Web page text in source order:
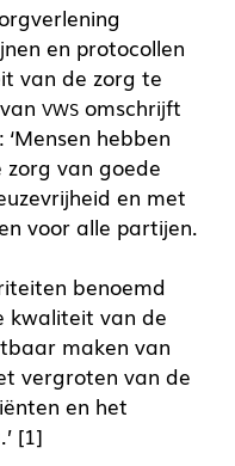
en protocollen
van de zorg te
VWS omschrijft
hebben
van goede
en met
voor alle partijen.
benoemd
kwaliteit van de
maken van
vergroten van de
en het
[1]